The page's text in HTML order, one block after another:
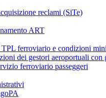
reclami (SiTe)
ART
ferroviario e condizioni
dei gestori aeroportuali con
ferroviario passeggeri